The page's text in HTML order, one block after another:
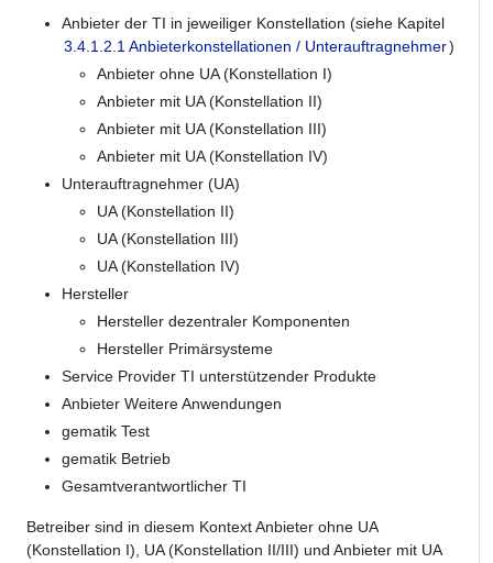
Anbieter der TI in jeweiliger Konstellation (siehe Kapitel
3.4.1.2.1 Anbieterkonstellationen / Unterauftragnehmer)
Anbieter ohne UA (Konstellation I)
Anbieter mit UA (Konstellation II)
Anbieter mit UA (Konstellation III)
Anbieter mit UA (Konstellation IV)
Unterauftragnehmer (UA)
UA (Konstellation II)
UA (Konstellation III)
UA (Konstellation IV)
Hersteller
Hersteller dezentraler Komponenten
Hersteller Primärsysteme
Service Provider TI unterstützender Produkte
Anbieter Weitere Anwendungen
gematik Test
gematik Betrieb
Gesamtverantwortlicher TI
Betreiber sind in diesem Kontext Anbieter ohne UA
(Konstellation I), UA (Konstellation II/III) und Anbieter mit UA